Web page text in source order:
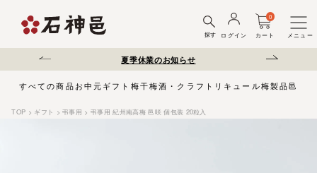
探す ログイン カート
0
メニュー
延について 夏季休業のお知らせ 弊社を装った偽
すべての商品 お中元 ギフト 梅干梅酒・クラフトリキュール梅製品邑じ
TOP ギフト 弔事用 弔事用 紀州南高梅 邑咲 個包装 20粒入